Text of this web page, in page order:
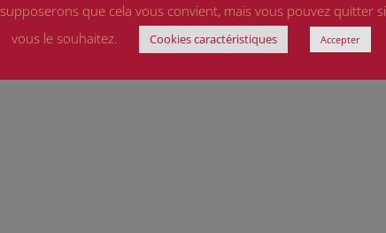
supposerons que cela vous convient, mais vous pouvez quitter si
vous le souhaitez.
Cookies caractéristiques Accepter